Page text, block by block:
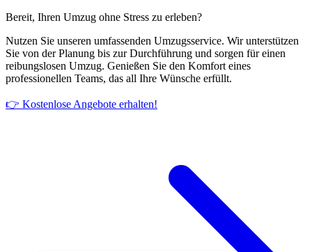
Bereit, Ihren Umzug ohne Stress zu erleben?
Nutzen Sie unseren umfassenden Umzugsservice. Wir unterstützen
Sie von der Planung bis zur Durchführung und sorgen für einen
reibungslosen Umzug. Genießen Sie den Komfort eines
professionellen Teams, das all Ihre Wünsche erfüllt.
👉 Kostenlose Angebote erhalten!